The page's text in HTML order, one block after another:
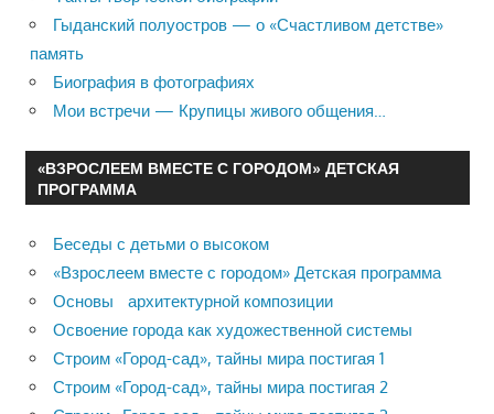
Гыданский полуостров — о «Счастливом детстве»
память
Биография в фотографиях
Мои встречи — Крупицы живого общения…
«ВЗРОСЛЕЕМ ВМЕСТЕ С ГОРОДОМ» ДЕТСКАЯ
ПРОГРАММА
Беседы с детьми о высоком
«Взрослеем вместе с городом» Детская программа
Основы архитектурной композиции
Освоение города как художественной системы
Строим «Город-сад», тайны мира постигая 1
Строим «Город-сад», тайны мира постигая 2